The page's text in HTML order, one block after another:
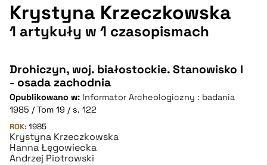
Krystyna Krzeczkowska
1 artykuły w 1 czasopismach
Drohiczyn, woj. białostockie. Stanowisko I
- osada zachodnia
Opublikowano w: Informator Archeologiczny : badania
1985 / Tom 19 / s. 122
ROK: 1985
Krystyna Krzeczkowska
Hanna Łęgowiecka
Andrzej Piotrowski